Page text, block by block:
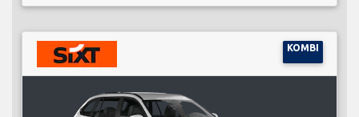
KOMBI